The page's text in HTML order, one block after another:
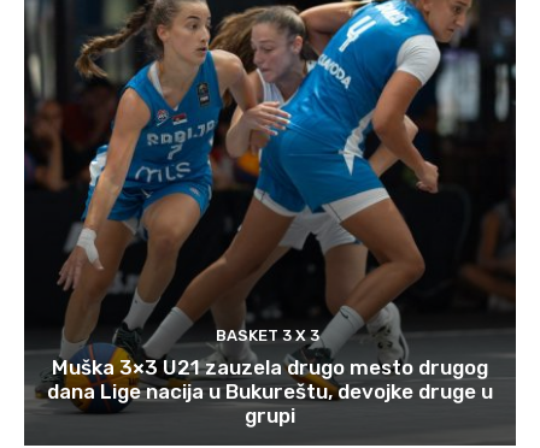
BASKET 3 X 3
Muška 3×3 U21 zauzela drugo mesto drugog
dana Lige nacija u Bukureštu, devojke druge u
grupi